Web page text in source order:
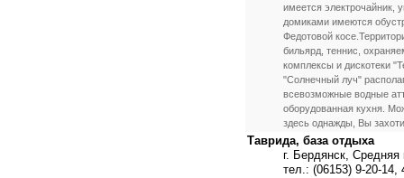
имеется электрочайник,
домиками имеются
Федотовой
бильярд, теннис,
комплексы и дискотеки
"Солнечный луч"
всевозможные водные
оборудованная кухня.
здесь однажды, Вы
Таврида, база отдыха
г. Бердянск,
тел.: (06153) 9-20-14,